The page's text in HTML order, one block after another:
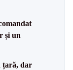
și un
țară, dar